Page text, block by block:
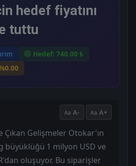
hedef fiyatını
tuttu
Hedef: 740.00 ₺
A- A+
Çıkan Gelişmeler Otokar'ın
büyüklüğü 1 milyon USD ve
oluşuyor. Bu siparişler